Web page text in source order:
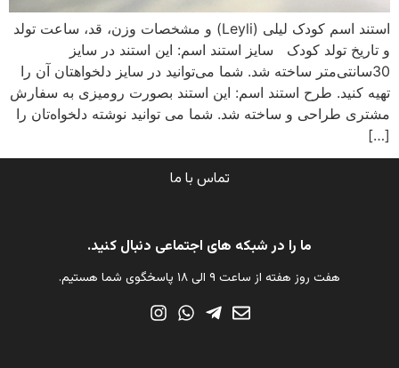
استند اسم کودک لیلی (Leyli) و مشخصات وزن، قد، ساعت تولد
و تاریخ تولد کودک سایز استند اسم: این استند در سایز
30سانتی‌متر ساخته شد. شما می‌توانید در سایز دلخواهتان آن را
تهیه کنید. طرح‌ استند اسم: این استند بصورت رومیزی به سفارش
مشتری طراحی و ساخته شد. شما می توانید نوشته دلخواه‌تان را
[…]
تماس با ما
ما را در شبکه های اجتماعی دنبال کنید.
هفت روز هفته از ساعت ۹ الی ۱۸ پاسخگوی شما هستیم.